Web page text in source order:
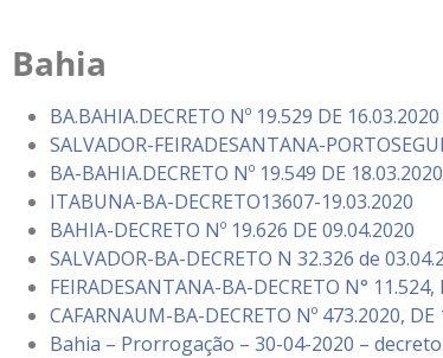
Bahia
BA.BAHIA.DECRETO Nº 19.529 DE 16.03.2020
SALVADOR-FEIRADESANTANA-
BA-BAHIA.DECRETO Nº 19.549 DE 18.03.2020
ITABUNA-BA-DECRETO13607-19.03.2020
BAHIA-DECRETO Nº 19.626 DE 09.04.2020
SALVADOR-BA-DECRETO N 32.326 de
FEIRADESANTANA-BA-DECRETO N° 11.524,
CAFARNAUM-BA-DECRETO Nº 473.2020, DE
Bahia – Prorrogação – 30-04-2020 –